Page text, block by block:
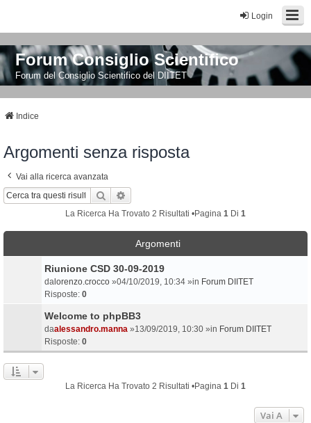
Login
Forum Consiglio Scientifico
Forum del Consiglio Scientifico del DIITET
Indice
Argomenti senza risposta
Vai alla ricerca avanzata
Cerca
La Ricerca Ha Trovato 2 Risultati •Pagina 1 Di 1
Argomenti
Riunione CSD 30-09-2019
da lorenzo.crocco »04/10/2019, 10:34 »in Forum DIITET
Risposte: 0
Welcome to phpBB3
daalessandro.manna »13/09/2019, 10:30 »in Forum DIITET
Risposte: 0
La Ricerca Ha Trovato 2 Risultati •Pagina 1 Di 1
Vai A